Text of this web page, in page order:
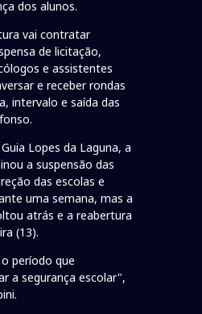
dos alunos.
vai contratar
de licitação,
e assistentes
e receber rondas
intervalo e saída das
Lopes da Laguna, a
a suspensão das
das escolas e
uma semana, mas a
atrás e a reabertura
(13).
período que
a segurança escolar",